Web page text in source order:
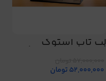
لپ تاپ استوک
Lenovo carbon x1
52,000,000تومان